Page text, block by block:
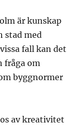
är kunskap
stad med
fall kan det
fråga om
byggnormer
av kreativitet